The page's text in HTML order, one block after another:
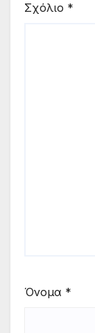
Σχόλιο *
Όνομα *